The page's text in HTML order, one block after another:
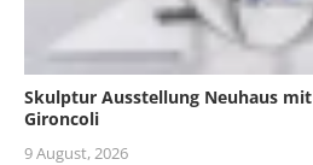
Skulptur Ausstellung Neuhaus
Gironcoli
9 August, 2026